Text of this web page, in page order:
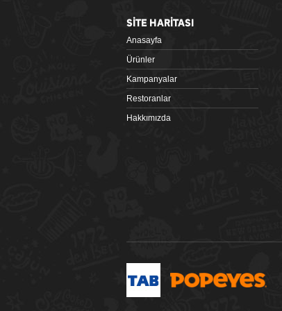
SİTE HARİTASI
Anasayfa
Ürünler
Kampanyalar
Restoranlar
Hakkımızda